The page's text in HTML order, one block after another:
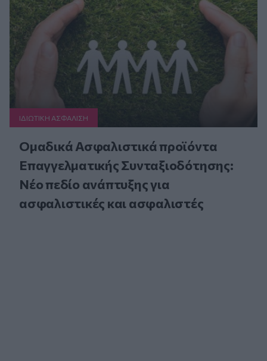
ΙΔΙΩΤΙΚΗ ΑΣΦAΛΙΣΗ
Ομαδικά Ασφαλιστικά προϊόντα
Επαγγελματικής Συνταξιοδότησης:
Νέο πεδίο ανάπτυξης για
ασφαλιστικές και ασφαλιστές